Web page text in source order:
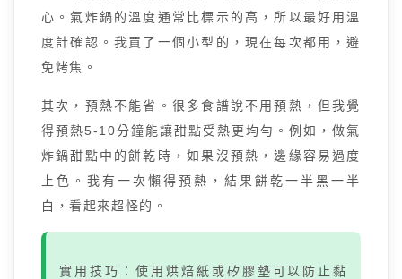
心。氣炸鍋的溫度通常比標示的高，所以最好用溫
度計確認。我買了一個小型的，現在每次都用，避
免烤焦。
其次，預熱不能省。很多食譜說不用預熱，但我覺
得預熱5-10分鐘能讓甜點受熱更均勻。例如，做氣
炸鍋甜點中的餅乾時，如果沒預熱，邊緣容易過度
上色。我有一次懶得預熱，結果餅乾一半黑一半
白，看起來超怪的。
實用技巧：使用烘焙紙或矽膠墊可以防止黏